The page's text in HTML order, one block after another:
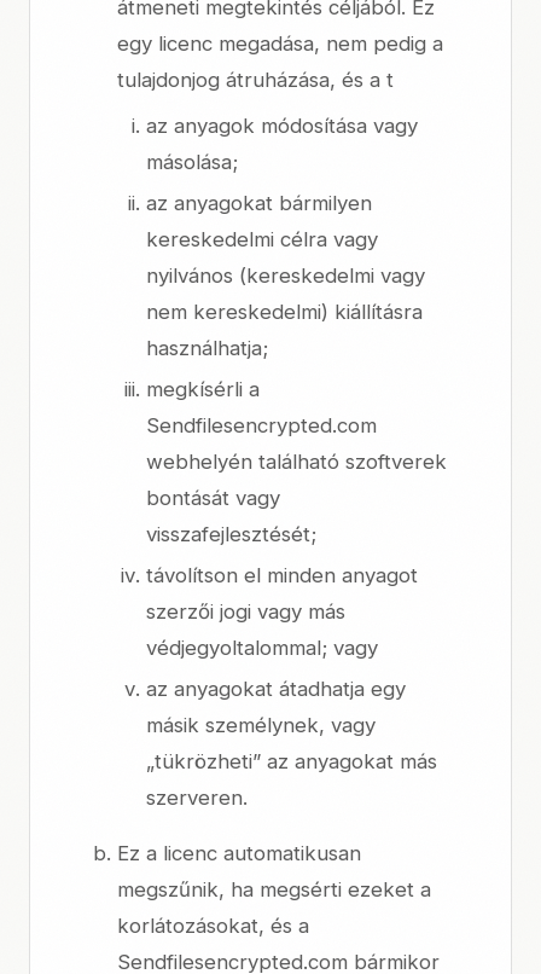
átmeneti megtekintés céljából. Ez
egy licenc megadása, nem pedig a
tulajdonjog átruházása, és a t
az anyagok módosítása vagy
másolása;
az anyagokat bármilyen
kereskedelmi célra vagy
nyilvános (kereskedelmi vagy
nem kereskedelmi) kiállításra
használhatja;
megkísérli a
Sendfilesencrypted.com
webhelyén található szoftverek
bontását vagy
visszafejlesztését;
távolítson el minden anyagot
szerzői jogi vagy más
védjegyoltalommal; vagy
az anyagokat átadhatja egy
másik személynek, vagy
„tükrözheti” az anyagokat más
szerveren.
Ez a licenc automatikusan
megszűnik, ha megsérti ezeket a
korlátozásokat, és a
Sendfilesencrypted.com bármikor